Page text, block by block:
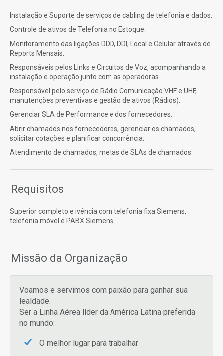
Instalação e Suporte de serviços de cabling de telefonia e dados.
Controle de ativos de Telefonia no Estoque.
Monitoramento das ligações DDD, DDI, Local e Celular através de
Reports Mensais.
Responsáveis pelos Links e Circuitos de Voz, acompanhando a
instalação e operação junto com as operadoras.
Responsável pelo serviço de Rádio Comunicação VHF e UHF,
manutenções preventivas e gestão de ativos (Rádios).
Gerenciar SLA de Performance e dos fornecedores.
Abrir chamados nos fornecedores, gerenciar os chamados,
solicitar cotações e planificar concorrência.
Atendimento de chamados, metas de SLAs de chamados.
Requisitos
Superior completo e ivência com telefonia fixa Siemens,
telefonia móvel e PABX Siemens.
Missão da Organização
Voamos e servimos com paixão para ganhar sua
lealdade.
Ser a Linha Aérea líder da América Latina preferida
no mundo:
O melhor lugar para trabalhar